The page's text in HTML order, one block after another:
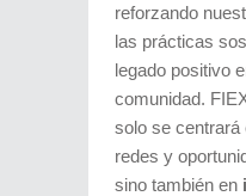
reforzando
las prácticas
legado positivo
comunidad.
solo se centrará
redes y
sino también en